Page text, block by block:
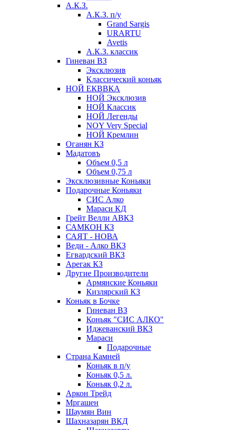
А.К.З.
А.К.З. п/у
Grand Sargis
URARTU
Avetis
А.К.З. классик
Гиневан ВЗ
Эксклюзив
Классический коньяк
НОЙ ЕКВВКА
НОЙ Эксклюзив
НОЙ Классик
НОЙ Легенды
NOY Very Speсial
НОЙ Кремлин
Оганян КЗ
Мадатовъ
Объем 0,5 л
Объем 0,75 л
Эксклюзивные Коньяки
Подарочные Коньяки
СИС Алко
Мараси КД
Грейт Велли АВКЗ
САМКОН КЗ
САЯТ - НОВА
Веди - Алко ВКЗ
Егвардский ВКЗ
Арегак КЗ
Другие Производители
Армянские Коньяки
Кизлярский КЗ
Коньяк в Бочке
Гиневан ВЗ
Коньяк "СИС АЛКО"
Иджеванский ВКЗ
Мараси
Подарочные
Страна Камней
Коньяк в п/у
Коньяк 0,5 л.
Коньяк 0,2 л.
Аркон Трейд
Мргашен
Шаумян Вин
Шахназарян ВКД